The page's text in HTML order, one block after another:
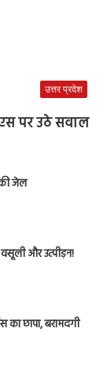
उत्तर प्रदेश
पर उठे सवाल
जेल
और उत्पीड़न!
का छापा, बरामदगी